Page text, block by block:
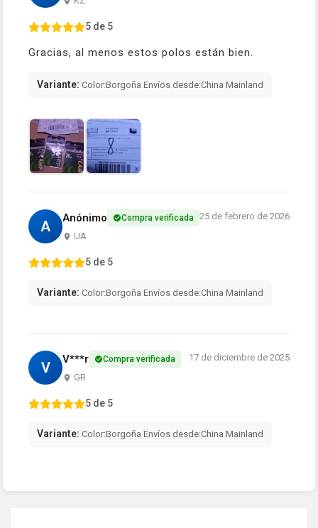
5 de 5
Gracias, al menos estos polos están bien.
Variante: Color:Borgoña Envíos desde:China Mainland
A Anónimo Compra verificada
UA
25 de febrero de 2026
5 de 5
Variante: Color:Borgoña Envíos desde:China Mainland
V V***r Compra verificada
GR
17 de diciembre de 2025
5 de 5
Variante: Color:Borgoña Envíos desde:China Mainland